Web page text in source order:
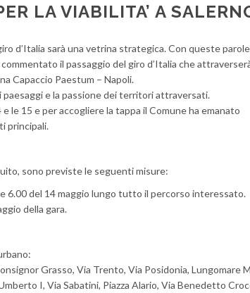
LA VIABILITA’ A
d’Italia sarà una vetrina strategica. Con queste
il passaggio del giro d’Italia che
Capaccio Paestum – Napoli.
paesaggi e la passione dei territori attraversati.
le 15 e per accogliere la tappa il Comune ha emanato
principali.
sono previste le seguenti misure:
6.00 del 14 maggio lungo tutto il percorso interessato.
della gara.
Grasso, Via Trento, Via Posidonia, Lungomare
I, Via Sabatini, Piazza Alario, Via Benedetto